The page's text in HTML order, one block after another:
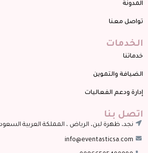
معنا
والتموين
ودعم الفعاليات
بنا
نجد، ظهرة لبن، الرياض ، المملكة العربية السعودية
info@eventasticsa.com